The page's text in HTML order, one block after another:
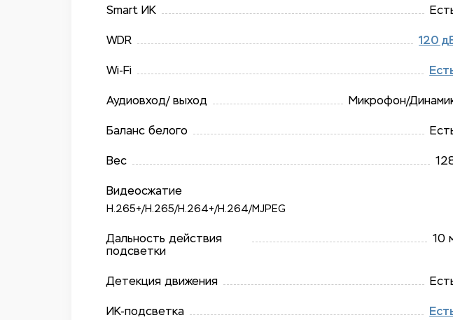
Smart ИК
WDR 120
Wi-Fi
Аудиовход/ выход Микрофон/​
Баланс белого
Вес
Видеосжатие
H.265+/​H.265/​H.264+/​H.264/​MJPEG
Дальность действия
подсветки
10
Детекция движения
ИК-подсветка